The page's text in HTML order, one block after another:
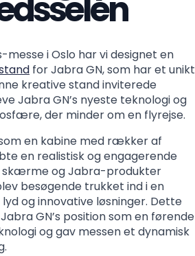
messe i Oslo har vi designet en
for Jabra GN, som har et unikt
kreative stand inviterede
Jabra GN’s nyeste teknologi og
der minder om en flyrejse.
en kabine med rækker af
en realistisk og engagerende
skærme og Jabra-produkter
besøgende trukket ind i en
og innovative løsninger. Dette
GN’s position som en førende
og gav messen et dynamisk